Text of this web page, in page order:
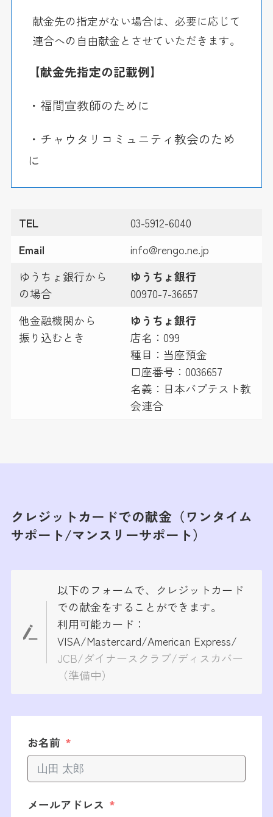
献金先の指定がない場合は、必要に応じて
連合への自由献金とさせていただきます。
【献金先指定の記載例】
・福間宣教師のために
・チャウタリコミュニティ教会のため
に
TEL
03-5912-6040
Email
info@rengo.ne.jp
ゆうちょ銀行から
の場合
ゆうちょ銀行
00970-7-36657
他金融機関から
振り込むとき
ゆうちょ銀行
店名：099
種目：当座預金
口座番号：0036657
名義：日本バプテスト教
会連合
クレジットカードでの献金（ワンタイム
サポート/マンスリーサポート）
以下のフォームで、クレジットカード
での献金をすることができます。
利用可能カード：
VISA/Mastercard/American Express/
JCB/ダイナースクラブ/ディスカバー
（準備中）
お名前
メールアドレス